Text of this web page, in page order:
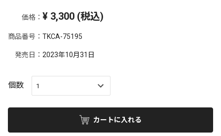
価格： ¥ 3,300 (税込)
商品番号： TKCA-75195
発売日： 2023年10月31日
個数
カートに入れる